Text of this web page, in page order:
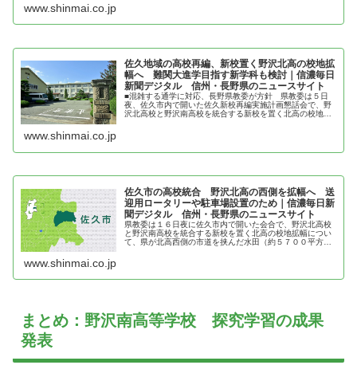
www.shinmai.co.jp
佐久地域の高校再編、新校置く野沢北高の校地拡
幅へ 難関大進学目指す新学科も検討｜信濃毎日
新聞デジタル 信州・長野県のニュースサイト
■混雑する通学に対応、長野県教委が方針 県教委は５日
夜、佐久市内で開いた佐久新校再編実施計画懇話会で、野
沢北高校と野沢南高校を統合する新校を置く北高の校地を
www.shinmai.co.jp
佐久市の高校統合 野沢北高の西側を拡幅へ 送
迎用ロータリーや駐車場設置のため｜信濃毎日新
聞デジタル 信州・長野県のニュースサイト
県教委は１６日夜に佐久市内で開いた会合で、野沢北高校
と野沢南高校を統合する新校を置く北高の校地拡幅につい
て、県が北高西側の市道を挟んだ水田（約５７００平方メ
www.shinmai.co.jp
まとめ：野沢南高等学校 探究学習の成果
発表